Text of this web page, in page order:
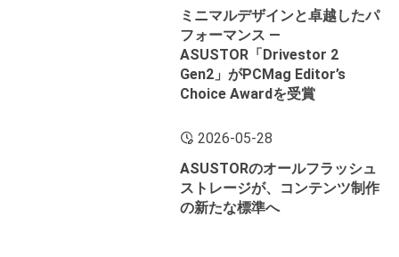
ミニマルデザインと卓越したパ
フォーマンス ―
ASUSTOR「Drivestor 2
Gen2」がPCMag Editor’s
Choice Awardを受賞
2026-05-28
ASUSTORのオールフラッシュ
ストレージが、コンテンツ制作
の新たな標準へ